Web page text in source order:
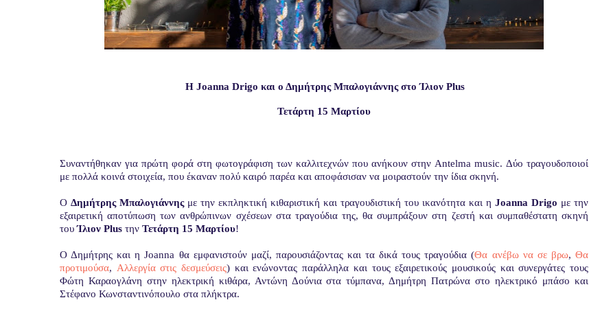
Η Joanna Drigo και ο Δημήτρης Μπαλογιάννης στο Ίλιον Plus
Τετάρτη 15 Μαρτίου
Συναντήθηκαν για πρώτη φορά στη φωτογράφιση των καλλιτεχνών που ανήκουν στην Antelma music. Δύο τραγουδοποιοί
με πολλά κοινά στοιχεία, που έκαναν πολύ καιρό παρέα και αποφάσισαν να μοιραστούν την ίδια σκηνή.
Ο Δημήτρης Μπαλογιάννηςμε την εκπληκτική κιθαριστική και τραγουδιστική του ικανότητα και η Joanna Drigo με την
εξαιρετική αποτύπωση των ανθρώπινων σχέσεων στα τραγούδια της, θα συμπράξουν στη ζεστή και συμπαθέστατη σκηνή
τουΊλιον Plus την Τετάρτη 15 Μαρτίου!
Ο Δημήτρης και ηJoanna θα εμφανιστούν μαζί, παρουσιάζοντας και τα δικά τους τραγούδια (Θα ανέβω να σε βρω,Θα
προτιμούσα, Αλλεργία στις δεσμεύσεις) και ενώνοντας παράλληλα και τους εξαιρετικούς μουσικούς και συνεργάτες τους
Φώτη Καραογλάνη στην ηλεκτρική κιθάρα, Αντώνη Δούνια στα τύμπανα, Δημήτρη Πατρώνα στο ηλεκτρικό μπάσο και
Στέφανο Κωνσταντινόπουλο στα πλήκτρα.